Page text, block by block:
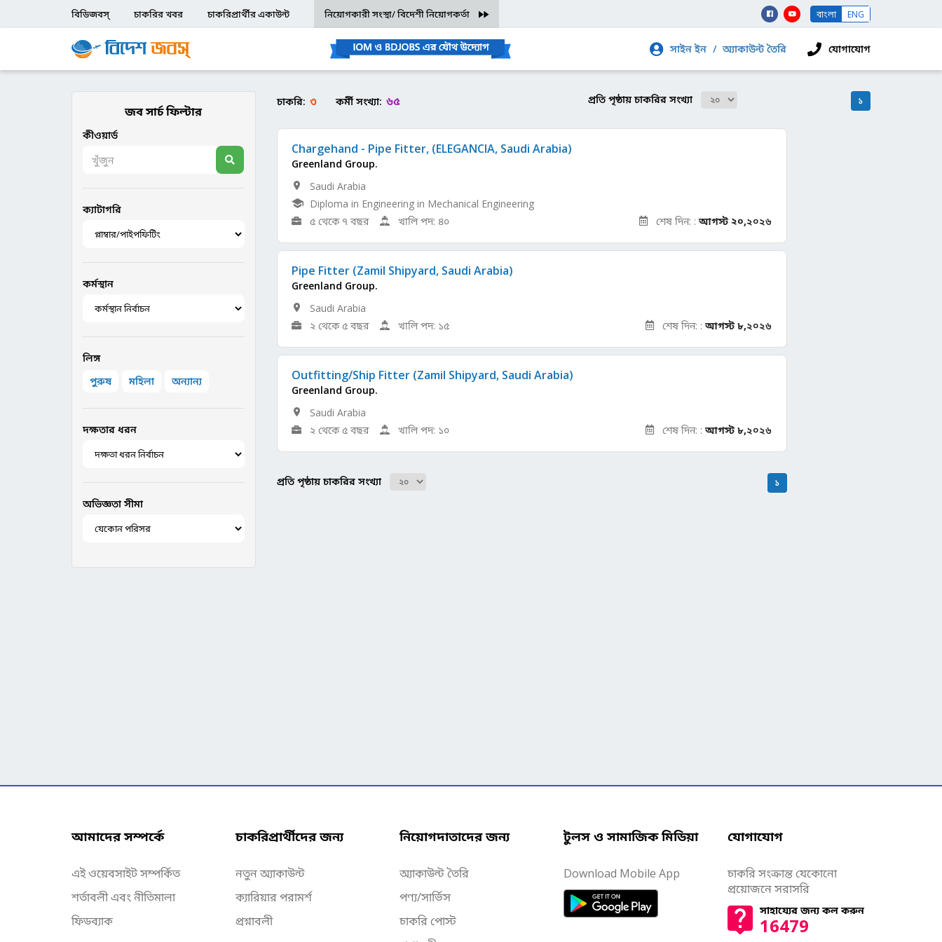
বিডিজবস্ চাকরির খবর চাকরিপ্রার্থীর একাউন্ট নিয়োগকারী সংস্থা/ বিদেশী নিয়োগকর্তা বাংলা ENG
সাইন ইন / অ্যাকাউন্ট তৈরি যোগাযোগ
জব সার্চ ফিল্টার
কীওয়ার্ড
ক্যাটাগরি
কর্মস্থান
লিঙ্গ
পুরুষ
মহিলা অন্যান্য
দক্ষতার ধরন
অভিজ্ঞতা সীমা
চাকরি: ৩ কর্মী সংখ্যা: ৬৫ প্রতি পৃষ্ঠায় চাকরির সংখ্যা ১
শেষ দিন: :আগস্ট ২০,২০২৬
Chargehand - Pipe Fitter, (ELEGANCIA, Saudi Arabia)
Greenland Group.
Saudi Arabia
Diploma in Engineering in Mechanical Engineering
৫ থেকে ৭ বছর
খালি পদ: ৪০
শেষ দিন: :আগস্ট ৮,২০২৬
Pipe Fitter (Zamil Shipyard, Saudi Arabia)
Greenland Group.
Saudi Arabia
২ থেকে ৫ বছর
খালি পদ: ১৫
শেষ দিন: :আগস্ট ৮,২০২৬
Outfitting/Ship Fitter (Zamil Shipyard, Saudi Arabia)
Greenland Group.
Saudi Arabia
২ থেকে ৫ বছর
খালি পদ: ১০
প্রতি পৃষ্ঠায় চাকরির সংখ্যা ১
আমাদের সম্পর্কে
এই ওয়েবসাইট সম্পর্কিত
শর্তাবলী এবং নীতিমালা
ফিডব্যাক
চাকরিপ্রার্থীদের জন্য
নতুন অ্যাকাউন্ট
ক্যারিয়ার পরামর্শ
প্রশ্নাবলী
নিয়োগদাতাদের জন্য
অ্যাকাউন্ট তৈরি
পণ্য/সার্ভিস
চাকরি পোস্ট
টুলস ও সামাজিক মিডিয়া
Download Mobile App
যোগাযোগ
চাকরি সংক্রান্ত যেকোনো
প্রয়োজনে সরাসরি
সাহায্যের জন্য কল করুন
16479